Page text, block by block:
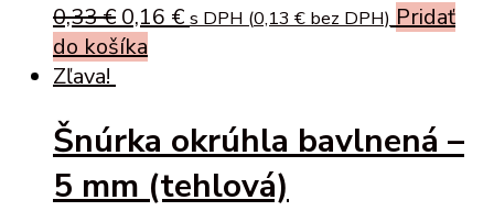
0,33€ Original
price
0,16 €Current
s DPH (0,13 € bez DPH) Pridať
do košíka
Zľava!
Šnúrka okrúhla bavlnená –
5 mm (tehlová)